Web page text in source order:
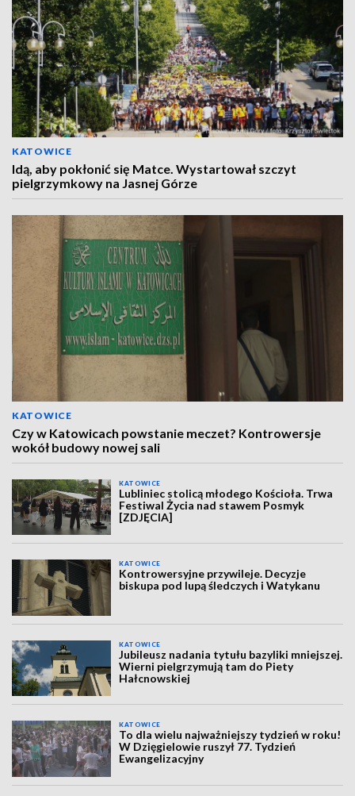
KATOWICE
Idą, aby pokłonić się Matce. Wystartował szczyt
pielgrzymkowy na Jasnej Górze
KATOWICE
Czy w Katowicach powstanie meczet? Kontrowersje
wokół budowy nowej sali
KATOWICE
Lubliniec stolicą młodego Kościoła. Trwa
Festiwal Życia nad stawem Posmyk
[ZDJĘCIA]
KATOWICE
Kontrowersyjne przywileje. Decyzje
biskupa pod lupą śledczych i Watykanu
KATOWICE
Jubileusz nadania tytułu bazyliki mniejszej.
Wierni pielgrzymują tam do Piety
Hałcnowskiej
KATOWICE
To dla wielu najważniejszy tydzień w roku!
W Dzięgielowie ruszył 77. Tydzień
Ewangelizacyjny